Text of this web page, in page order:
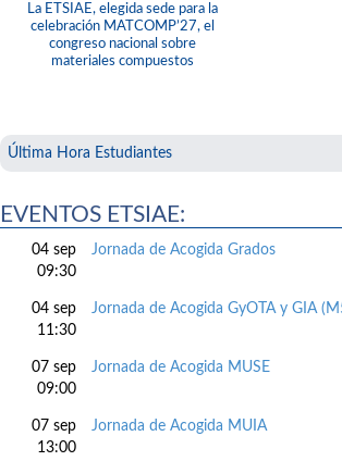
La ETSIAE, elegida sede para la
celebración MATCOMP’27, el
congreso nacional sobre
materiales compuestos
Última Hora Estudiantes
EVENTOS ETSIAE:
04 sep
09:30
Jornada de Acogida Grados
04 sep
11:30
Jornada de Acogida GyOTA y GIA
07 sep
09:00
Jornada de Acogida MUSE
07 sep
13:00
Jornada de Acogida MUIA